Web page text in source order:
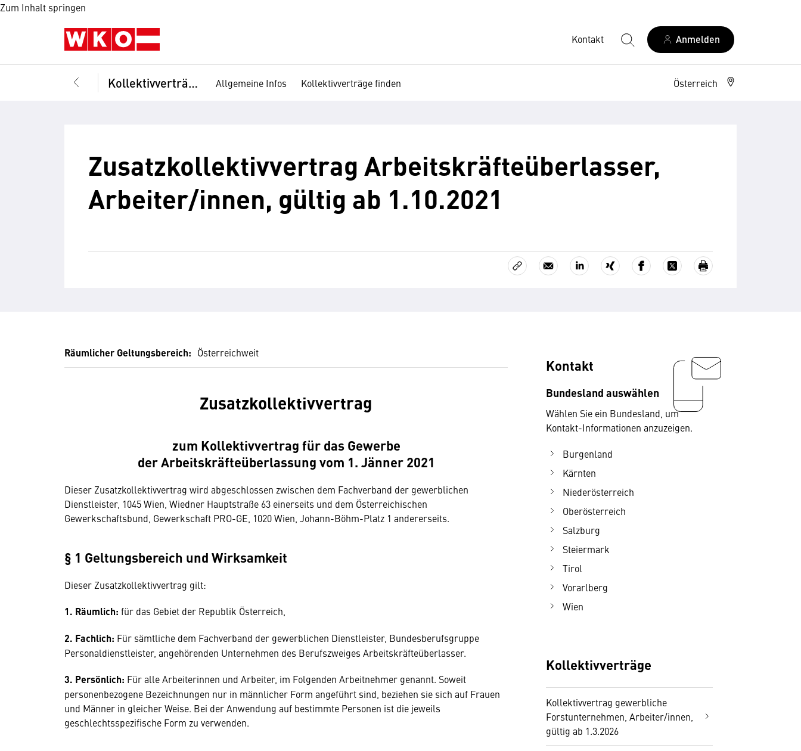
Zum Inhalt springen
Kontakt Anmelden
Kollektivverträge Allgemeine Infos Kollektivverträge finden Österreich
Zusatzkollektivvertrag Arbeitskräfteüberlasser,
Arbeiter/innen, gültig ab 1.10.2021
Räumlicher Geltungsbereich: Österreichweit
Zusatzkollektivvertrag
zum Kollektivvertrag für das Gewerbe
der Arbeitskräfteüberlassung vom 1. Jänner 2021
Dieser Zusatzkollektivvertrag wird abgeschlossen zwischen dem Fachverband der gewerblichen
Dienstleister, 1045 Wien, Wiedner Hauptstraße 63 einerseits und dem Österreichischen
Gewerkschaftsbund, Gewerkschaft PRO-GE, 1020 Wien, Johann-Böhm-Platz 1 andererseits.
§ 1 Geltungsbereich und Wirksamkeit
Dieser Zusatzkollektivvertrag gilt:
1. Räumlich: für das Gebiet der Republik Österreich,
2. Fachlich: Für sämtliche dem Fachverband der gewerblichen Dienstleister, Bundesberufsgruppe
Personaldienstleister, angehörenden Unternehmen des Berufszweiges Arbeitskräfteüberlasser.
3. Persönlich: Für alle Arbeiterinnen und Arbeiter, im Folgenden Arbeitnehmer genannt. Soweit
personenbezogene Bezeichnungen nur in männlicher Form angeführt sind, beziehen sie sich auf Frauen
und Männer in gleicher Weise. Bei der Anwendung auf bestimmte Personen ist die jeweils
geschlechtsspezifische Form zu verwenden.
Kontakt
Bundesland auswählen
Wählen Sie ein Bundesland, um
Kontakt-Informationen anzuzeigen.
Burgenland
Kärnten
Niederösterreich
Oberösterreich
Salzburg
Steiermark
Tirol
Vorarlberg
Wien
Kollektivverträge
Kollektivvertrag gewerbliche
Forstunternehmen, Arbeiter/innen,
gültig ab 1.3.2026